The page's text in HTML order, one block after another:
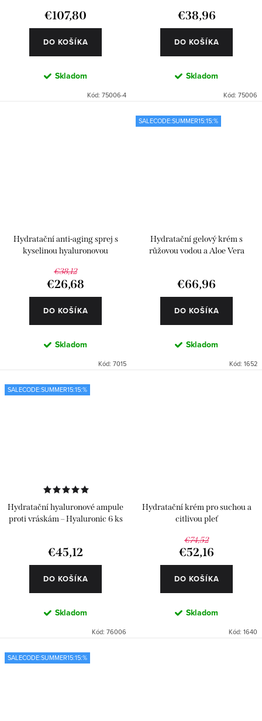
€107,80
DO KOŠÍKA
Skladom
Kód: 75006-4
€38,96
DO KOŠÍKA
Skladom
Kód: 75006
Hydratační anti-aging sprej s
kyselinou hyaluronovou
€38,12
€26,68
DO KOŠÍKA
Skladom
Kód: 7015
SALECODE:SUMMER15:15:%
Hydratační gelový krém s
růžovou vodou a Aloe Vera
€66,96
DO KOŠÍKA
Skladom
Kód: 1652
SALECODE:SUMMER15:15:%
Hydratační hyaluronové ampule
proti vráskám – Hyaluronic 6 ks
€45,12
DO KOŠÍKA
Skladom
Kód: 76006
Hydratační krém pro suchou a
citlivou pleť
€74,52
€52,16
DO KOŠÍKA
Skladom
Kód: 1640
SALECODE:SUMMER15:15:%